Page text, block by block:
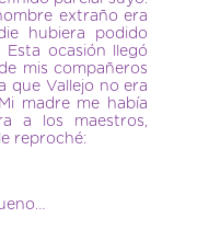
extraño era
hubiera podido
ocasión llegó
mis compañeros
que Vallejo no era
madre me había
a los maestros,
reproché: